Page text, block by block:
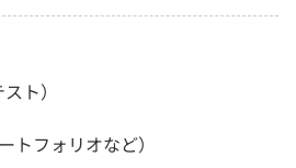
ト）
トフォリオなど）